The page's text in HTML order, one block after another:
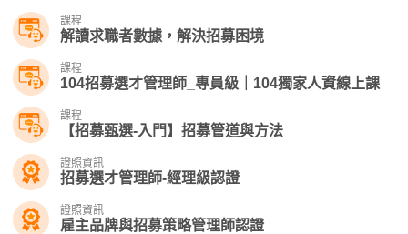
課程
解讀求職者數據，解決招募困境
課程
104招募選才管理師_專員級｜104獨家人資線上課
課程
【招募甄選-入門】招募管道與方法
證照資訊
招募選才管理師-經理級認證
證照資訊
雇主品牌與招募策略管理師認證